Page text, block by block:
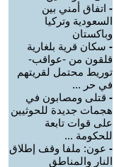
- اتفاق أمني بين
السعودية وتركيا
وباكستان
- سكان قرية بلغارية
قلقون من -عواقب-
توريط محتمل لقريتهم
في حر ...
- قتلى ومصابون في
هجمات جديدة للحوثيين
على قوات تابعة
للحكومة ...
- عون: ملفا وقف إطلاق
النار والمناطق